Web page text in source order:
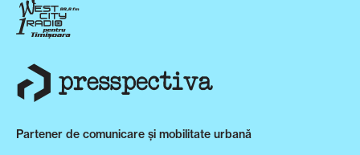
Partener de comunicare și mobilitate urbană